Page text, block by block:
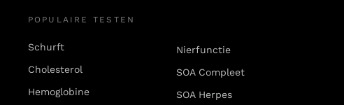
POPULAIRE TESTEN
Schurft
Cholesterol
Hemoglobine
Nierfunctie
SOA Compleet
SOA Herpes